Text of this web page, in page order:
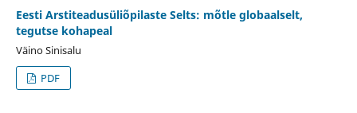
Eesti Arstiteadusüliõpilaste Selts: mõtle globaalselt,
tegutse kohapeal
Väino Sinisalu
PDF